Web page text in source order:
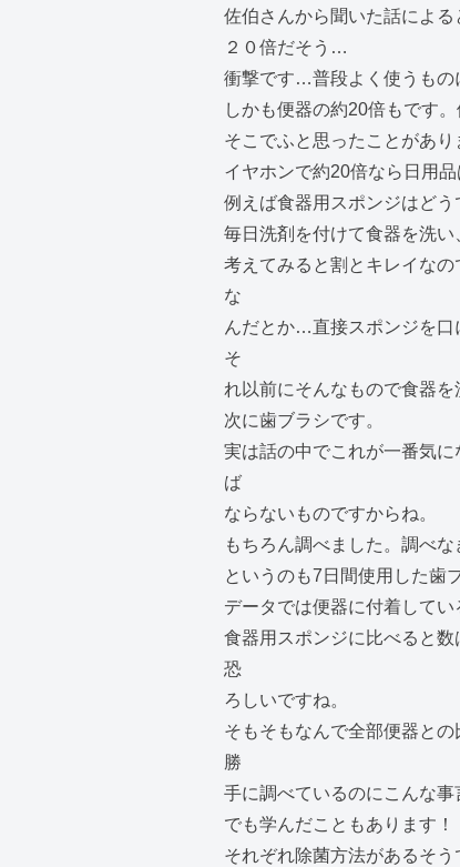
佐伯さんから聞いた話によ
２０倍だそう…
衝撃です…普段よく使うも
しかも便器の約20倍もです
そこでふと思ったことがあり
イヤホンで約20倍なら日用
例えば食器用スポンジはどう
毎日洗剤を付けて食器を洗い
考えてみると割とキレイな
な
んだとか…直接スポンジを口
そ
れ以前にそんなもので食器を
次に歯ブラシです。
実は話の中でこれが一番気
ば
ならないものですからね。
もちろん調べました。調べな
というのも7日間使用した歯
データでは便器に付着して
食器用スポンジに比べると
恐
ろしいですね。
そもそもなんで全部便器と
勝
手に調べているのにこんな
でも学んだこともあります！
それぞれ除菌方法があるそ